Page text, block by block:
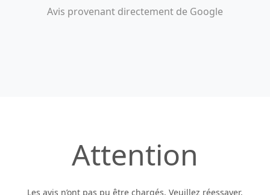
Avis provenant directement de Google
Attention
Les avis n’ont pas pu être chargés. Veuillez réessayer.